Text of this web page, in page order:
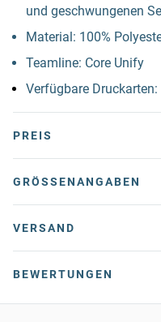
und geschwungenen
Material: 100%
Teamline: Core Unify
Verfügbare Druckarten:
PREIS
GRÖSSENANGABEN
VERSAND
BEWERTUNGEN